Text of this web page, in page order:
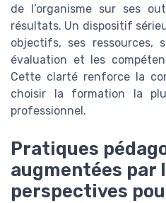
de l’organisme sur ses
résultats. Un dispositif
objectifs, ses ressources,
évaluation et les
Cette clarté renforce la
choisir la formation la
professionnel.
Pratiques
augmentées par
perspectives